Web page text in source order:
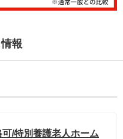
報
可/特別養護老人ホーム